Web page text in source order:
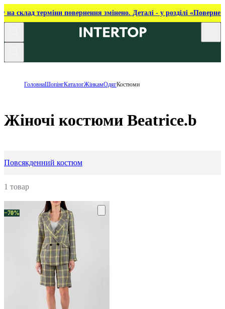
на склад терміни повернення змінено. Деталі - у розділі
ГоловнаШопінгКаталогЖінкамОдягКостюми
Жіночі костюми Beatrice.b
Повсякденний костюм
1 товар
−70%